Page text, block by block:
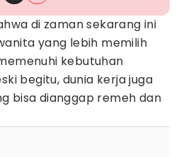
di zaman sekarang ini
yang lebih memilih
kebutuhan
begitu, dunia kerja juga
bisa dianggap remeh dan